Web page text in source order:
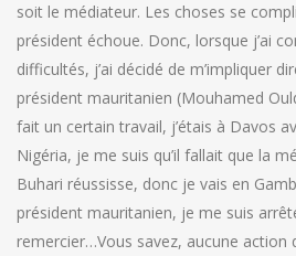
soit le médiateur. Les choses se
président échoue. Donc, lorsque j’ai
difficultés, j’ai décidé de m’impliquer
président mauritanien (Mouhamed
fait un certain travail, j’étais à Davos
Nigéria, je me suis qu’il fallait que la
Buhari réussisse, donc je vais en
président mauritanien, je me suis
remercier…Vous savez, aucune action